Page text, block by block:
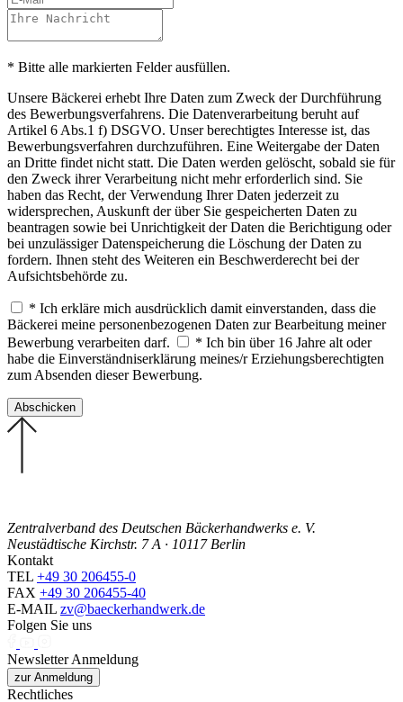
* Bitte alle markierten Felder ausfüllen.
Unsere Bäckerei erhebt Ihre Daten zum Zweck der Durchführung
des Bewerbungsverfahrens. Die Datenverarbeitung beruht auf
Artikel 6 Abs.1 f) DSGVO. Unser berechtigtes Interesse ist, das
Bewerbungsverfahren durchzuführen. Eine Weitergabe der Daten
an Dritte findet nicht statt. Die Daten werden gelöscht, sobald sie für
den Zweck ihrer Verarbeitung nicht mehr erforderlich sind. Sie
haben das Recht, der Verwendung Ihrer Daten jederzeit zu
widersprechen, Auskunft der über Sie gespeicherten Daten zu
beantragen sowie bei Unrichtigkeit der Daten die Berichtigung oder
bei unzulässiger Datenspeicherung die Löschung der Daten zu
fordern. Ihnen steht des Weiteren ein Beschwerderecht bei der
Aufsichtsbehörde zu.
* Ich erkläre mich ausdrücklich damit einverstanden, dass die
Bäckerei meine personenbezogenen Daten zur Bearbeitung meiner
Bewerbung verarbeiten darf.
* Ich bin über 16 Jahre alt oder
habe die Einverständniserklärung meines/r Erziehungsberechtigten
zum Absenden dieser Bewerbung.
Zentralverband des Deutschen Bäckerhandwerks e. V.
Neustädtische Kirchstr. 7 A · 10117 Berlin
Kontakt
TEL +49 30 206455-0
FAX +49 30 206455-40
E-MAIL zv@baeckerhandwerk.de
Folgen Sie uns
Newsletter Anmeldung
zur Anmeldung
Rechtliches